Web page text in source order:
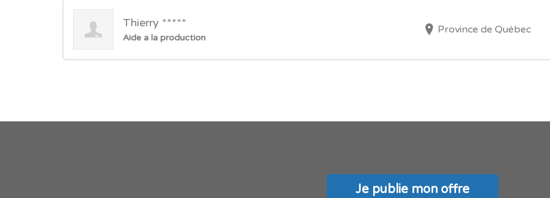
Thierry *****
Aide a la production
Province de Québec
Je publie mon offre